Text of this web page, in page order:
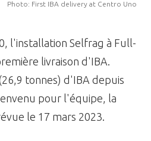
Photo: First IBA delivery at Centro Uno
l'installation Selfrag à Full-
livraison d'IBA.
tonnes) d'IBA depuis
pour l'équipe, la
le 17 mars 2023.